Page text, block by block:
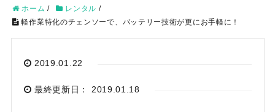
meeting_room ログイン
search
ホーム / レンタル /
軽作業特化のチェンソーで、バッテリー技術が更にお手軽に！
2019.01.22
最終更新日： 2019.01.18